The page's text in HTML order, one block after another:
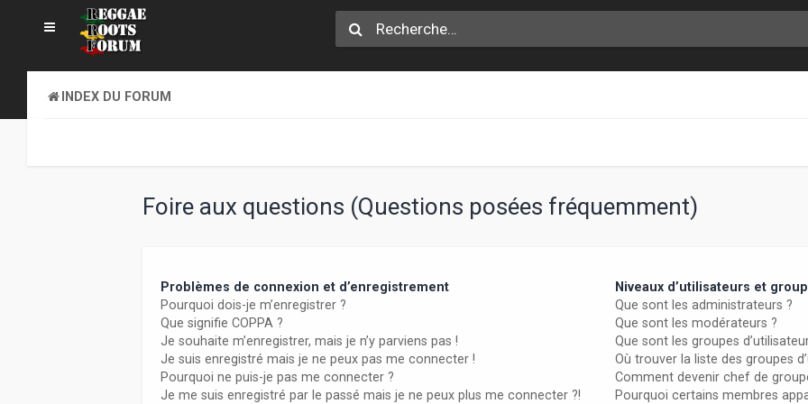
INDEX DU FORUM
Foire aux questions (Questions posées fréquemment)
Problèmes de connexion et d’enregistrement
Pourquoi dois-je m’enregistrer ?
Que signifie COPPA ?
Je souhaite m’enregistrer, mais je n’y parviens pas !
Je suis enregistré mais je ne peux pas me connecter !
Pourquoi ne puis-je pas me connecter ?
Je me suis enregistré par le passé mais je ne peux plus me connecter ?!
Niveaux d’utilisateurs et
Que sont les administrateurs ?
Que sont les modérateurs ?
Que sont les groupes
Où trouver la liste des groupes
Comment devenir chef de
Pourquoi certains membres